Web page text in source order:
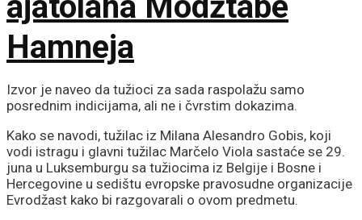
Hamneja
Izvor je naveo da tužioci za sada raspolažu samo
posrednim indicijama, ali ne i čvrstim dokazima.
Kako se navodi, tužilac iz Milana Alesandro Gobis, koji
vodi istragu i glavni tužilac Marčelo Viola sastaće se 29.
juna u Luksemburgu sa tužiocima iz Belgije i Bosne i
Hercegovine u sedištu evropske pravosudne organizacije
Evrodžast kako bi razgovarali o ovom predmetu.